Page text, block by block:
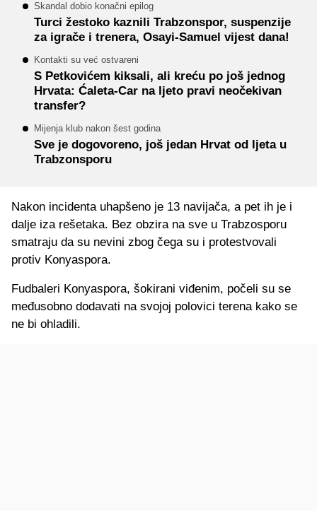
Skandal dobio konačni epilog
Turci žestoko kaznili Trabzonspor, suspenzije
za igrače i trenera, Osayi-Samuel vijest dana!
Kontakti su već ostvareni
S Petkovićem kiksali, ali kreću po još jednog
Hrvata: Ćaleta-Car na ljeto pravi neočekivan
transfer?
Mijenja klub nakon šest godina
Sve je dogovoreno, još jedan Hrvat od ljeta u
Trabzonsporu
Nakon incidenta uhapšeno je 13 navijača, a pet ih je i
dalje iza rešetaka. Bez obzira na sve u Trabzosporu
smatraju da su nevini zbog čega su i protestvovali
protiv Konyaspora.
Fudbaleri Konyaspora, šokirani viđenim, počeli su se
međusobno dodavati na svojoj polovici terena kako se
ne bi ohladili.